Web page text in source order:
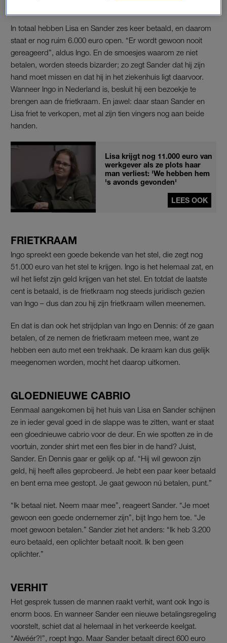
In totaal hebben Lisa en Sander zes keer betaald, en daarom
staat er nog ruim 6.000 euro open. “Er wordt gewoon nooit
gereageerd”, aldus Ingo. En de smoesjes waarom ze niet
betalen, worden steeds bizarder; zo zegt Sander dat hij zijn
hand moet missen en dat hij in het ziekenhuis ligt daarvoor.
Wanneer Ingo in Nederland is, besluit hij een bezoekje te
brengen aan de frietkraam. En jawel: daar staan Sander en
Lisa friet te verkopen, met al zijn tien vingers nog aan beide
handen.
Lisa krijgt nog 11.000 euro van
werkgever als ze plots haar
man verliest: 'We hebben hem
's avonds gevonden'
LEES OOK
FRIETKRAAM
Ingo spreekt een goede bekende van het stel, die zegt nog
51.000 euro van het stel te krijgen. Ingo is het helemaal zat, en
wil het liefst zijn geld krijgen van het stel. En totdat de laatste
cent is betaald, is de frietkraam nog steeds juridisch gezien
van Ingo – dus dan zou hij zijn frietkraam willen meenemen.
En dat is dan ook het strijdplan van Ingo en Dennis: óf ze gaan
betalen, of ze nemen de frietkraam meteen mee, want ze
hebben een auto met een trekhaak. De kraam kan dus gelijk
meegenomen worden, mocht het daarop uitkomen.
GLOEDNIEUWE CABRIO
Eenmaal aangekomen bij het huis van Lisa en Sander schijnen
ze in ieder geval goed in de slappe was te zitten, want er staat
een gloednieuwe cabrio voor de deur. En wie spotten ze in de
voortuin, zonder shirt met een fles bier in de hand? Juist,
Sander. En Dennis gaar er gelijk op af. “Hij wil gewoon zijn
geld, hij heeft alles geprobeerd. Je hebt een paar keer betaald
en bent erna mee gestopt. Je gaat gewoon nú betalen, punt.”
“Ik betaal niet. Neem maar mee”, reageert Sander. “Je moet
gewoon een goede ondernemer zijn”, bijt Ingo hem toe. “Je
moet gewoon betalen.” Sander ziet het anders: “Ik heb 3.200
euro betaald, een oplichter betaalt nooit. Ik ben geen
oplichter.”
VERHIT
Het gesprek tussen de mannen raakt verhit, want ook Ingo is
enorm boos. En wanneer Sander een nieuwe betalingsregeling
voorstelt, schiet dat al helemaal in het verkeerde keelgat.
“Alwéér?!”, roept Ingo. Maar Sander betaalt direct 600 euro